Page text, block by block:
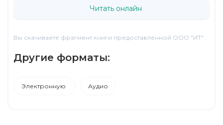
Читать онлайн
Вы скачиваете фрагмент книги предоставленной ООО "ИТ"
Другие форматы:
Электронную Аудио